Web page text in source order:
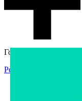
Гостевой доступ
Регистрация